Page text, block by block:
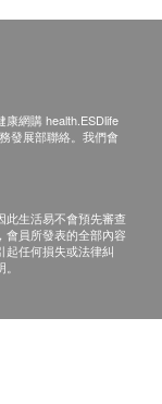
網購 health.ESDlife
發展部聯絡。我們會
此生活易不會預先審查
會員所發表的全部內容
起任何損失或法律糾